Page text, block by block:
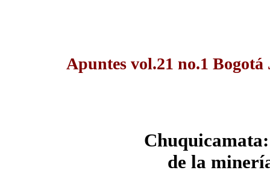
Apuntes vol.21 no.1 Bogotá
de la